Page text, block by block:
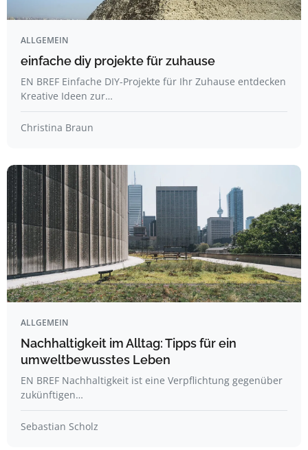
ALLGEMEIN
einfache diy projekte für zuhause
EN BREF Einfache DIY-Projekte für Ihr Zuhause entdecken
Kreative Ideen zur…
Christina Braun
ALLGEMEIN
Nachhaltigkeit im Alltag: Tipps für ein
umweltbewusstes Leben
EN BREF Nachhaltigkeit ist eine Verpflichtung gegenüber
zukünftigen…
Sebastian Scholz